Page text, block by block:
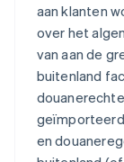
aan klanten
over het
van aan de
buitenland
en